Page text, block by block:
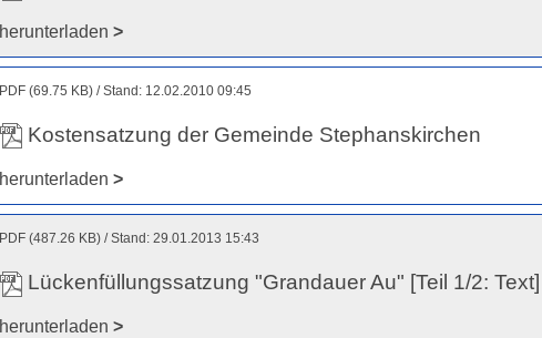
herunterladen >
PDF (69.75 KB) Stand: 12.02.2010 09:45
Kostensatzung der Gemeinde Stephanskirchen
herunterladen >
PDF (487.26 KB) Stand: 29.01.2013 15:43
Lückenfüllungssatzung "Grandauer Au" [Teil 1/2: Text]
herunterladen >